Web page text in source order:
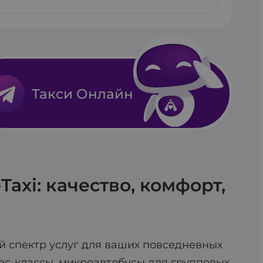
смартфоном или смарт-часами
найдет ближайшее авто и
Такси Онлайн
качество, комфорт,
услуг для ваших повседневных